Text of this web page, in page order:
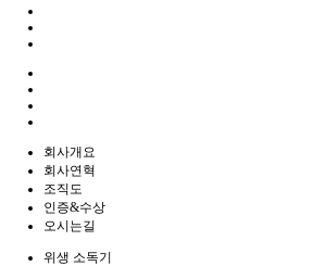
회사개요
회사연혁
조직도
인증&수상
오시는길
위생 소독기